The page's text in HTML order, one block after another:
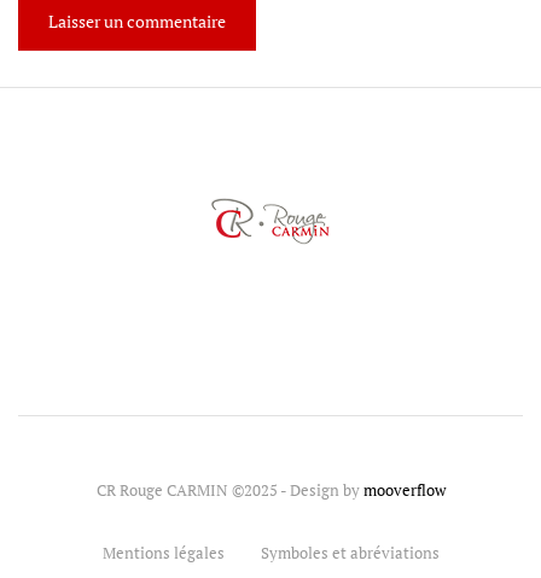
CR Rouge CARMIN ©2025 - Design bymooverflow
Mentions légales Symboles et abréviations